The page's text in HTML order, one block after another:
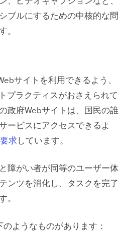
ブルにするための中核的な問
。
サイトを利用できるよう、
プラクティスがおさえられて
政府Webサイトは、国民の誰
ービスにアクセスできるよ
求 しています。
障がい者が同等のユーザー体
ンツを消化し、タスクを完了
。
ようなものがあります：